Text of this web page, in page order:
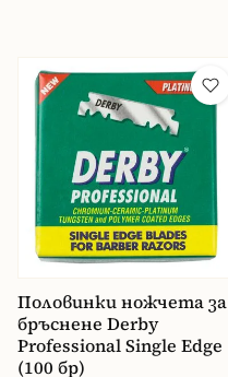
Половинки ножчета за
бръснене Derby
Professional Single Edge
(100 бр)